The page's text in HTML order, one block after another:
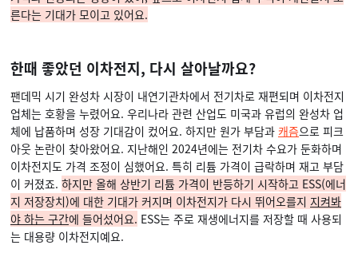
른다는 기대가 모이고 있어요.
한때 좋았던 이차전지, 다시 살아날까요?
팬데믹 시기 완성차 시장이 내연기관차에서 전기차로 재편되며 이차전지
업체는 호황을 누렸어요. 우리나라 관련 산업도 미국과 유럽의 완성차 업
체에 납품하며 성장 기대감이 컸어요. 하지만 원가 부담과 캐즘으로 피크
아웃 논란이 찾아왔어요. 지난해인 2024년에는 전기차 수요가 둔화하며
이차전지도 가격 조정이 심했어요. 특히 리튬 가격이 급락하며 재고 부담
이 커졌죠. 하지만 올해 상반기 리튬 가격이 반등하기 시작하고 ESS(에너
지 저장장치)에 대한 기대가 커지며 이차전지가 다시 뛰어오를지 지켜봐
야 하는 구간에 들어섰어요. ESS는 주로 재생에너지를 저장할 때 사용되
는 대용량 이차전지예요.